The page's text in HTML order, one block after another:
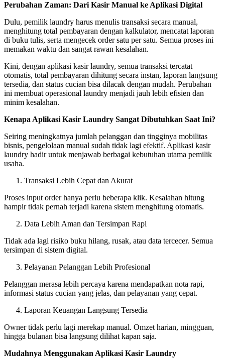
Perubahan Zaman: Dari Kasir Manual ke Aplikasi Digital
Dulu, pemilik laundry harus menulis transaksi secara manual,
menghitung total pembayaran dengan kalkulator, mencatat laporan
di buku tulis, serta mengecek order satu per satu. Semua proses ini
memakan waktu dan sangat rawan kesalahan.
Kini, dengan aplikasi kasir laundry, semua transaksi tercatat
otomatis, total pembayaran dihitung secara instan, laporan langsung
tersedia, dan status cucian bisa dilacak dengan mudah. Perubahan
ini membuat operasional laundry menjadi jauh lebih efisien dan
minim kesalahan.
Kenapa Aplikasi Kasir Laundry Sangat Dibutuhkan Saat Ini?
Seiring meningkatnya jumlah pelanggan dan tingginya mobilitas
bisnis, pengelolaan manual sudah tidak lagi efektif. Aplikasi kasir
laundry hadir untuk menjawab berbagai kebutuhan utama pemilik
usaha.
Transaksi Lebih Cepat dan Akurat
Proses input order hanya perlu beberapa klik. Kesalahan hitung
hampir tidak pernah terjadi karena sistem menghitung otomatis.
Data Lebih Aman dan Tersimpan Rapi
Tidak ada lagi risiko buku hilang, rusak, atau data tercecer. Semua
tersimpan di sistem digital.
Pelayanan Pelanggan Lebih Profesional
Pelanggan merasa lebih percaya karena mendapatkan nota rapi,
informasi status cucian yang jelas, dan pelayanan yang cepat.
Laporan Keuangan Langsung Tersedia
Owner tidak perlu lagi merekap manual. Omzet harian, mingguan,
hingga bulanan bisa langsung dilihat kapan saja.
Mudahnya Menggunakan Aplikasi Kasir Laundry